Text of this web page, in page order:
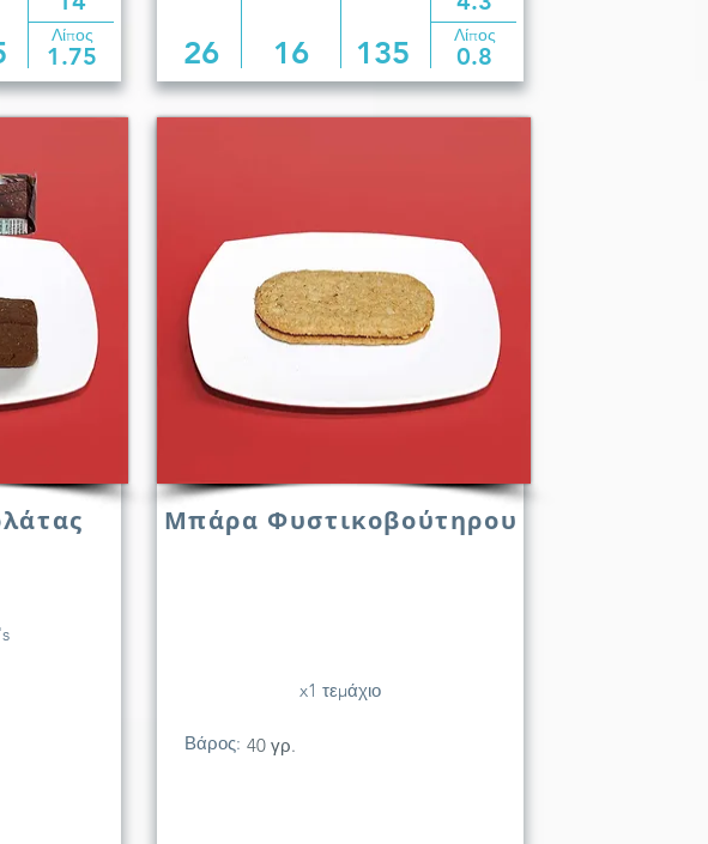
Λίπος
1.75 26 16 135 Λίπος
0.8
Μπάρα Φυστικοβούτηρου
x1 τεμάχιο
Βάρος: 40 γρ.